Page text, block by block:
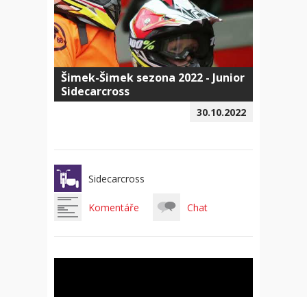
Šimek-Šimek sezona 2022 - Junior
Sidecarcross
30.10.2022
Sidecarcross
Komentáře Chat